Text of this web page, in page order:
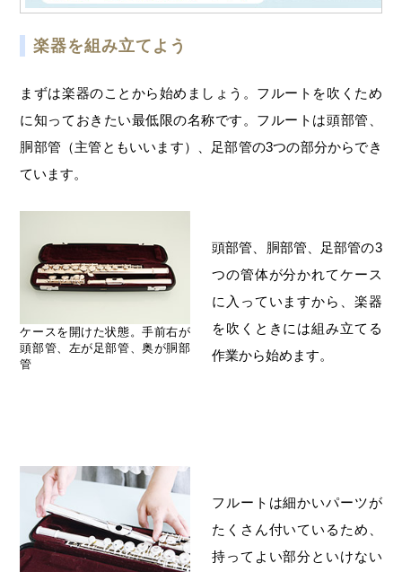
楽器を組み立てよう
まずは楽器のことから始めましょう。フルートを吹くため
に知っておきたい最低限の名称です。フルートは頭部管、
胴部管（主管ともいいます）、足部管の3つの部分からでき
ています。
ケースを開けた状態。手前右が
頭部管、左が足部管、奥が胴部
管
頭部管、胴部管、足部管の3
つの管体が分かれてケース
に入っていますから、楽器
を吹くときには組み立てる
作業から始めます。
フルートは細かいパーツが
たくさん付いているため、
持ってよい部分といけない